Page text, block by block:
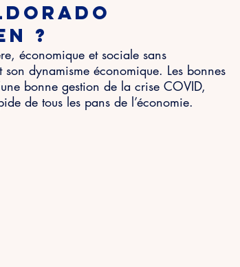
?
économique et sociale sans
dynamisme économique. Les bonnes
bonne gestion de la crise COVID,
de tous les pans de l’économie.